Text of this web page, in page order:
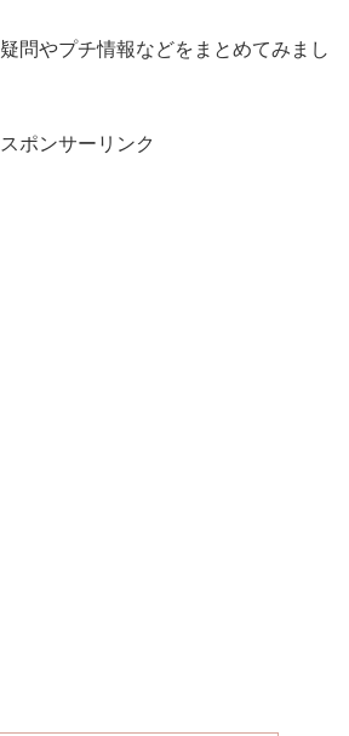
問やプチ情報などをまとめてみまし
スポンサーリンク